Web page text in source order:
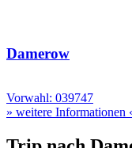
Damerow
Vorwahl: 039747
» weitere Informationen